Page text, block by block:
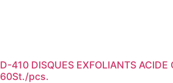
D-410 DISQUES EXFOLIANTS ACIDE
60St./pcs.